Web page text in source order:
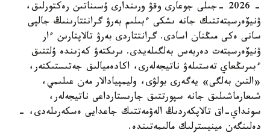
- 2026 -جىلى جوعارى وقۋ ورىندارى ۇسىناتىن رەكتورلىق،
ۋنيۆەرسيتەتتىك جانە ىشكى ءبىلىم بەرۋ گرانتتارىنىڭ جالپى
سانى ەكى مىڭنان اسادى. گرانتتاردى بەرۋ تالاپتارىن ءار
ۋنيۆەرسيتەت دەربەس بەلگىلەيدى. ىرىكتەۋ كەزىندە ۇلتتىق
ءبىرىڭعاي تەستىلەۋ ناتيجەلەرى، اكادەميالىق جەتىستىكتەر،
«التىن بەلگى» يەگەرى بولۋى، وليمپيادالار مەن عىلىمي،
شىعارماشىلىق جانە سپورتتىق جارىستارداعى ناتيجەلەر،
سونداي-اق تالاپكەردىڭ الەۋمەتتىك جاعدايى ەسكەرىلەدى، -
دەلىنگەن مينيسترلىك مالىمەتىندە.